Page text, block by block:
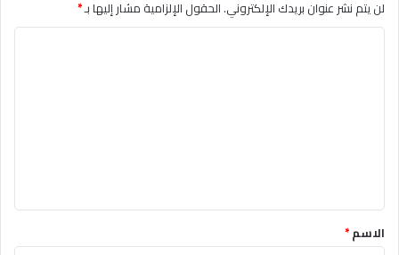
لن يتم نشر عنوان بريدك الإلكتروني.الحقول الإلزامية مشار إليها بـ*
*الاسم*